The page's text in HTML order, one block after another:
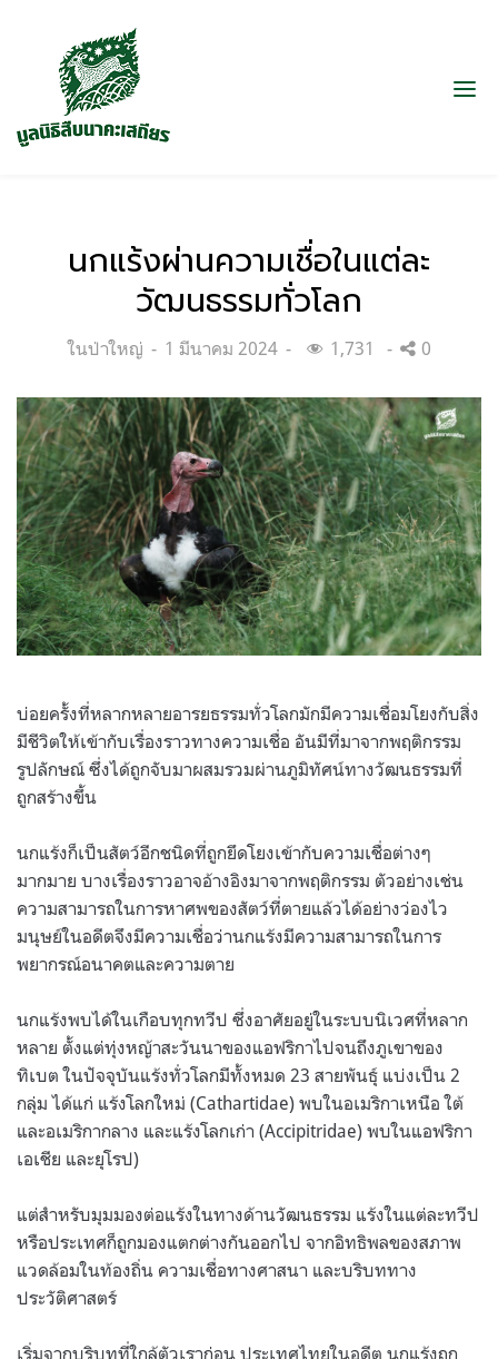
นกแร้งผ่านความเชื่อในแต่ละ
วัฒนธรรมทั่วโลก
Categories:
ในป่าใหญ่
Posted
1 มีนาคม 2024 1,731 0
บ่อยครั้งที่หลากหลายอารยธรรมทั่วโลกมักมีความเชื่อมโยงกับสิ่ง
มีชีวิตให้เข้ากับเรื่องราวทางความเชื่อ อันมีที่มาจากพฤติกรรม
รูปลักษณ์ ซึ่งได้ถูกจับมาผสมรวมผ่านภูมิทัศน์ทางวัฒนธรรมที่
ถูกสร้างขึ้น
นกแร้งก็เป็นสัตว์อีกชนิดที่ถูกยึดโยงเข้ากับความเชื่อต่างๆ
มากมาย บางเรื่องราวอาจอ้างอิงมาจากพฤติกรรม ตัวอย่างเช่น
ความสามารถในการหาศพของสัตว์ที่ตายแล้วได้อย่างว่องไว
มนุษย์ในอดีตจึงมีความเชื่อว่านกแร้งมีความสามารถในการ
พยากรณ์อนาคตและความตาย
นกแร้งพบได้ในเกือบทุกทวีป ซึ่งอาศัยอยู่ในระบบนิเวศที่หลาก
หลาย ตั้งแต่ทุ่งหญ้าสะวันนาของแอฟริกาไปจนถึงภูเขาของ
ทิเบต ในปัจจุบันแร้งทั่วโลกมีทั้งหมด 23 สายพันธุ์ แบ่งเป็น 2
กลุ่ม ได้แก่ แร้งโลกใหม่ (Cathartidae) พบในอเมริกาเหนือ ใต้
และอเมริกากลาง และแร้งโลกเก่า (Accipitridae) พบในแอฟริกา
เอเชีย และยุโรป)
แต่สำหรับมุมมองต่อแร้งในทางด้านวัฒนธรรม แร้งในแต่ละทวีป
หรือประเทศก็ถูกมองแตกต่างกันออกไป จากอิทธิพลของสภาพ
แวดล้อมในท้องถิ่น ความเชื่อทางศาสนา และบริบททาง
ประวัติศาสตร์
เริ่มจากบริบทที่ใกล้ตัวเราก่อน ประเทศไทยในอดีต นกแร้งถูก